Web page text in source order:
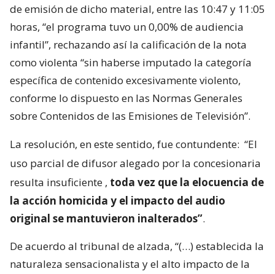
de emisión de dicho material, entre las 10:47 y 11:05
horas, “el programa tuvo un 0,00% de audiencia
infantil”, rechazando así la calificación de la nota
como violenta “sin haberse imputado la categoría
específica de contenido excesivamente violento,
conforme lo dispuesto en las Normas Generales
sobre Contenidos de las Emisiones de Televisión”.
La resolución, en este sentido, fue contundente: “El
uso parcial de difusor alegado por la concesionaria
resulta insuficiente , toda vez que la elocuencia de
la acción homicida y el impacto del audio
original se mantuvieron inalterados”.
De acuerdo al tribunal de alzada, “(…) establecida la
naturaleza sensacionalista y el alto impacto de la